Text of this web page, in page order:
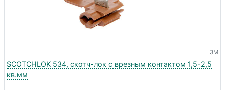
3M
SCOTCHLOK 534, скотч-лок с врезным контактом 1,5-2,5
кв.мм